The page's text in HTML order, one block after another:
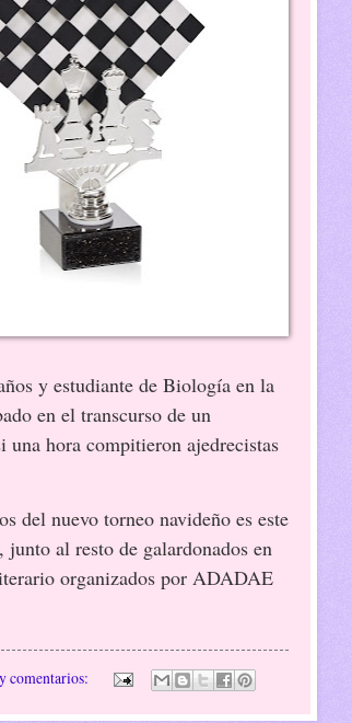
y estudiante de Biología en la
en el transcurso de un
una hora compitieron ajedrecistas
del nuevo torneo navideño es este
al resto de galardonados en
organizados por ADADAE
comentarios: